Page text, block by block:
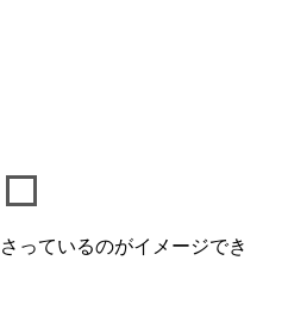
っているのがイメージでき